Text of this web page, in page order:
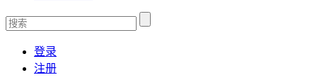
登录
注册